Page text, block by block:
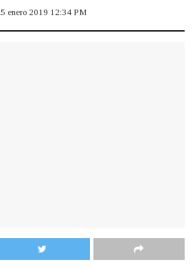
enero 2019 12:34 PM